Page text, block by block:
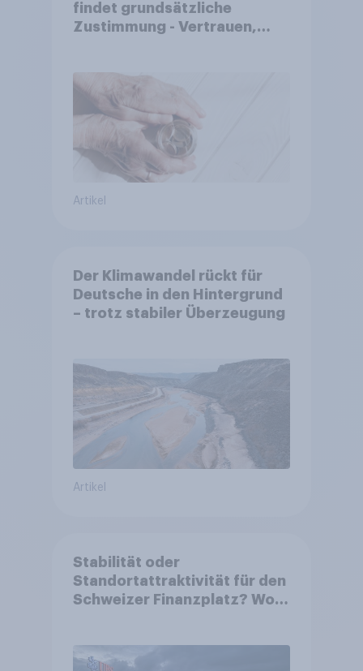
findet grundsätzliche
Zustimmung - Vertrauen,
Akzeptanz
Artikel
Der Klimawandel rückt für
Deutsche in den Hintergrund
– trotz stabiler Überzeugung
Artikel
Stabilität oder
Standortattraktivität für den
Schweizer Finanzplatz? Wo
von Grossbanken steht